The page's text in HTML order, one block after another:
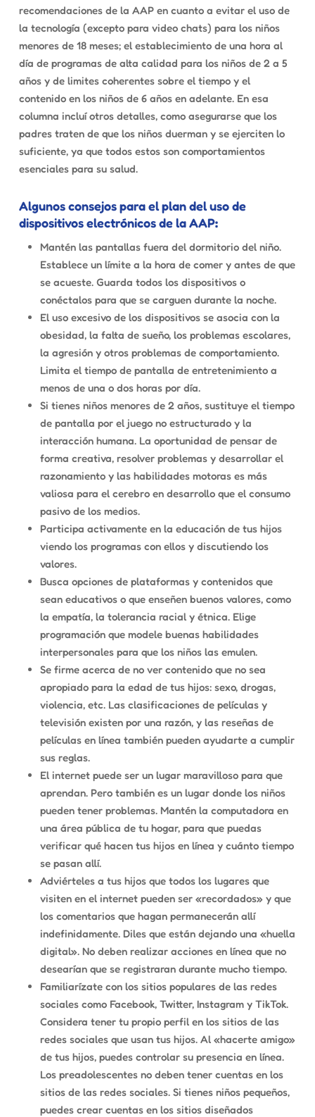
recomendaciones de la AAP en cuanto a evitar el uso de
la tecnología (excepto para video chats) para los niños
menores de 18 meses; el establecimiento de una hora al
día de programas de alta calidad para los niños de 2 a 5
años y de limites coherentes sobre el tiempo y el
contenido en los niños de 6 años en adelante. En esa
columna incluí otros detalles, como asegurarse que los
padres traten de que los niños duerman y se ejerciten lo
suficiente, ya que todos estos son comportamientos
esenciales para su salud.
Algunos consejos para el plan del uso de
dispositivos electrónicos de la AAP:
Mantén las pantallas fuera del dormitorio del niño.
Establece un límite a la hora de comer y antes de que
se acueste. Guarda todos los dispositivos o
conéctalos para que se carguen durante la noche.
El uso excesivo de los dispositivos se asocia con la
obesidad, la falta de sueño, los problemas escolares,
la agresión y otros problemas de comportamiento.
Limita el tiempo de pantalla de entretenimiento a
menos de una o dos horas por día.
Si tienes niños menores de 2 años, sustituye el tiempo
de pantalla por el juego no estructurado y la
interacción humana. La oportunidad de pensar de
forma creativa, resolver problemas y desarrollar el
razonamiento y las habilidades motoras es más
valiosa para el cerebro en desarrollo que el consumo
pasivo de los medios.
Participa activamente en la educación de tus hijos
viendo los programas con ellos y discutiendo los
valores.
Busca opciones de plataformas y contenidos que
sean educativos o que enseñen buenos valores, como
la empatía, la tolerancia racial y étnica. Elige
programación que modele buenas habilidades
interpersonales para que los niños las emulen.
Se firme acerca de no ver contenido que no sea
apropiado para la edad de tus hijos: sexo, drogas,
violencia, etc. Las clasificaciones de películas y
televisión existen por una razón, y las reseñas de
películas en línea también pueden ayudarte a cumplir
sus reglas.
El internet puede ser un lugar maravilloso para que
aprendan. Pero también es un lugar donde los niños
pueden tener problemas. Mantén la computadora en
una área pública de tu hogar, para que puedas
verificar qué hacen tus hijos en línea y cuánto tiempo
se pasan allí.
Adviérteles a tus hijos que todos los lugares que
visiten en el internet pueden ser «recordados» y que
los comentarios que hagan permanecerán allí
indefinidamente. Diles que están dejando una «huella
digital». No deben realizar acciones en línea que no
desearían que se registraran durante mucho tiempo.
Familiarízate con los sitios populares de las redes
sociales como Facebook, Twitter, Instagram y TikTok.
Considera tener tu propio perfil en los sitios de las
redes sociales que usan tus hijos. Al «hacerte amigo»
de tus hijos, puedes controlar su presencia en línea.
Los preadolescentes no deben tener cuentas en los
sitios de las redes sociales. Si tienes niños pequeños,
puedes crear cuentas en los sitios diseñados